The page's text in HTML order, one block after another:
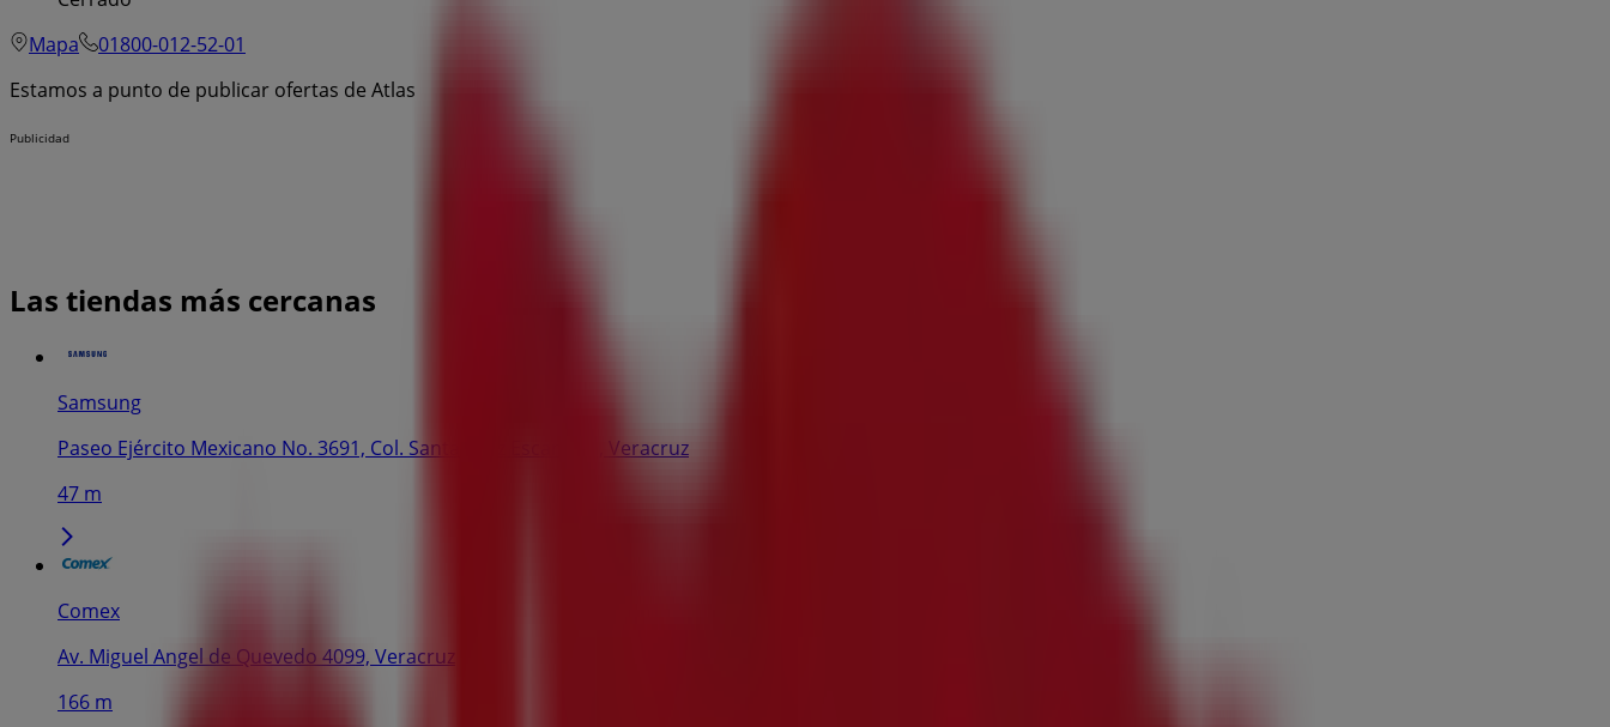
Mapa
01800-012-52-01
Estamos a punto de publicar ofertas de Atlas
Publicidad
Las tiendas más cercanas
Samsung
Paseo Ejército Mexicano No. 3691, Col. Santa Cruz Escandón, Veracruz
47 m
Comex
Av. Miguel Angel de Quevedo 4099, Veracruz
166 m